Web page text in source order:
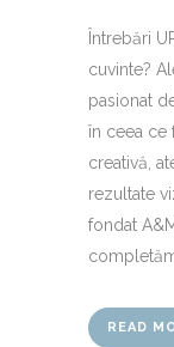
Întrebări
cuvinte?
pasionat
în ceea ce
creativă,
rezultate
fondat
READ